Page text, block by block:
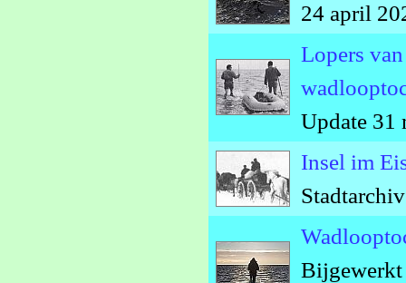
24 april
Lopers
Update 31
Insel im
Bijgewerkt